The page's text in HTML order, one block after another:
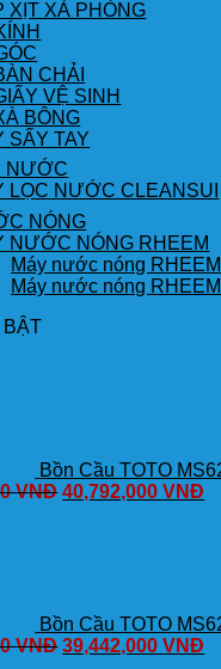
XỊT XÀ PHÒNG
CHẢI
VỆ SINH
BÔNG
SẤY TAY
NƯỚC
LỌC NƯỚC CLEANSUI
NÓNG
NƯỚC NÓNG RHEEM
Máy nước nóng
Máy nước nóng
BẬT
Bồn Cầu TOTO
VNĐ 40,792,000VNĐ
Bồn Cầu TOTO
VNĐ 39,442,000VNĐ